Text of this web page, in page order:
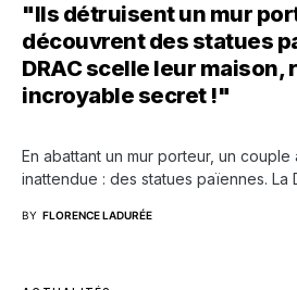
"Ils détruisent un mur
découvrent des statues
DRAC scelle leur maison,
incroyable secret !"
En abattant un mur porteur, un
inattendue : des statues païennes. La
BY FLORENCE LADURÉE